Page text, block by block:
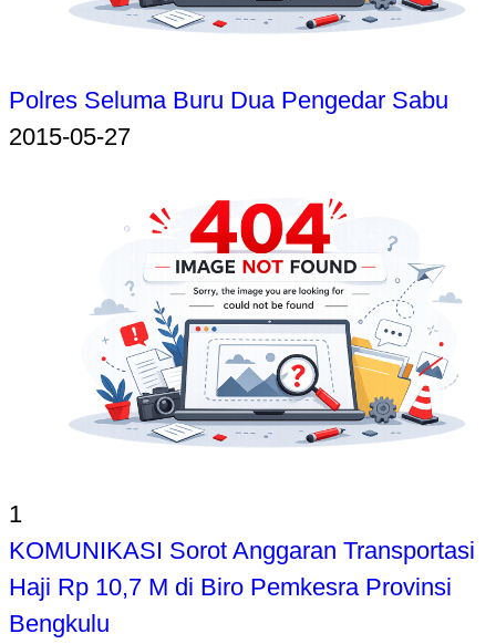
Polres Seluma Buru Dua Pengedar Sabu
2015-05-27
1
KOMUNIKASI Sorot Anggaran Transportasi
Haji Rp 10,7 M di Biro Pemkesra Provinsi
Bengkulu